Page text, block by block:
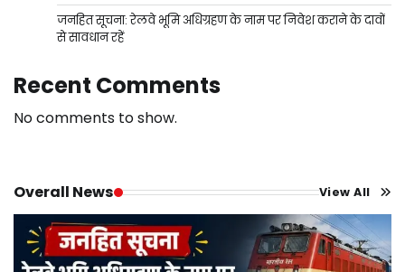
जनहित सूचना: रेलवे भूमि अधिग्रहण के नाम पर निवेश कराने के दावों
से सावधान रहें
Recent Comments
No comments to show.
Overall News View All